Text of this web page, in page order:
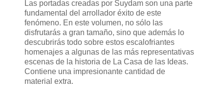
Las portadas creadas por Suydam son una parte
fundamental del arrollador éxito de este
fenómeno. En este volumen, no sólo las
disfrutarás a gran tamaño, sino que además lo
descubrirás todo sobre estos escalofriantes
homenajes a algunas de las más representativas
escenas de la historia de La Casa de las Ideas.
Contiene una impresionante cantidad de
material extra.